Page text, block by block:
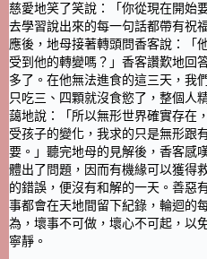
慈愛地笑了笑說：「你從現在開始
去學習說出來的每一句話都帶有祝
應後，地母接著轉頭問香客說：「
受到他的轉變嗎？」香客讚歎地回
多了。在他無法進食的這三天，我
只吃三、四顆就沒食慾了，整個人
藹地說：「所以無形世界確實存在
受孩子的變化，我求的只是無形跟
要。」聽完地母的見解後，香客感
體出了問題，因而有機緣可以獲得
的錯誤，便沒有和解的一天。善惡
事都會在天地間留下紀錄，輪迴的
為，壞事不可做，壞心不可起，以
寧靜。